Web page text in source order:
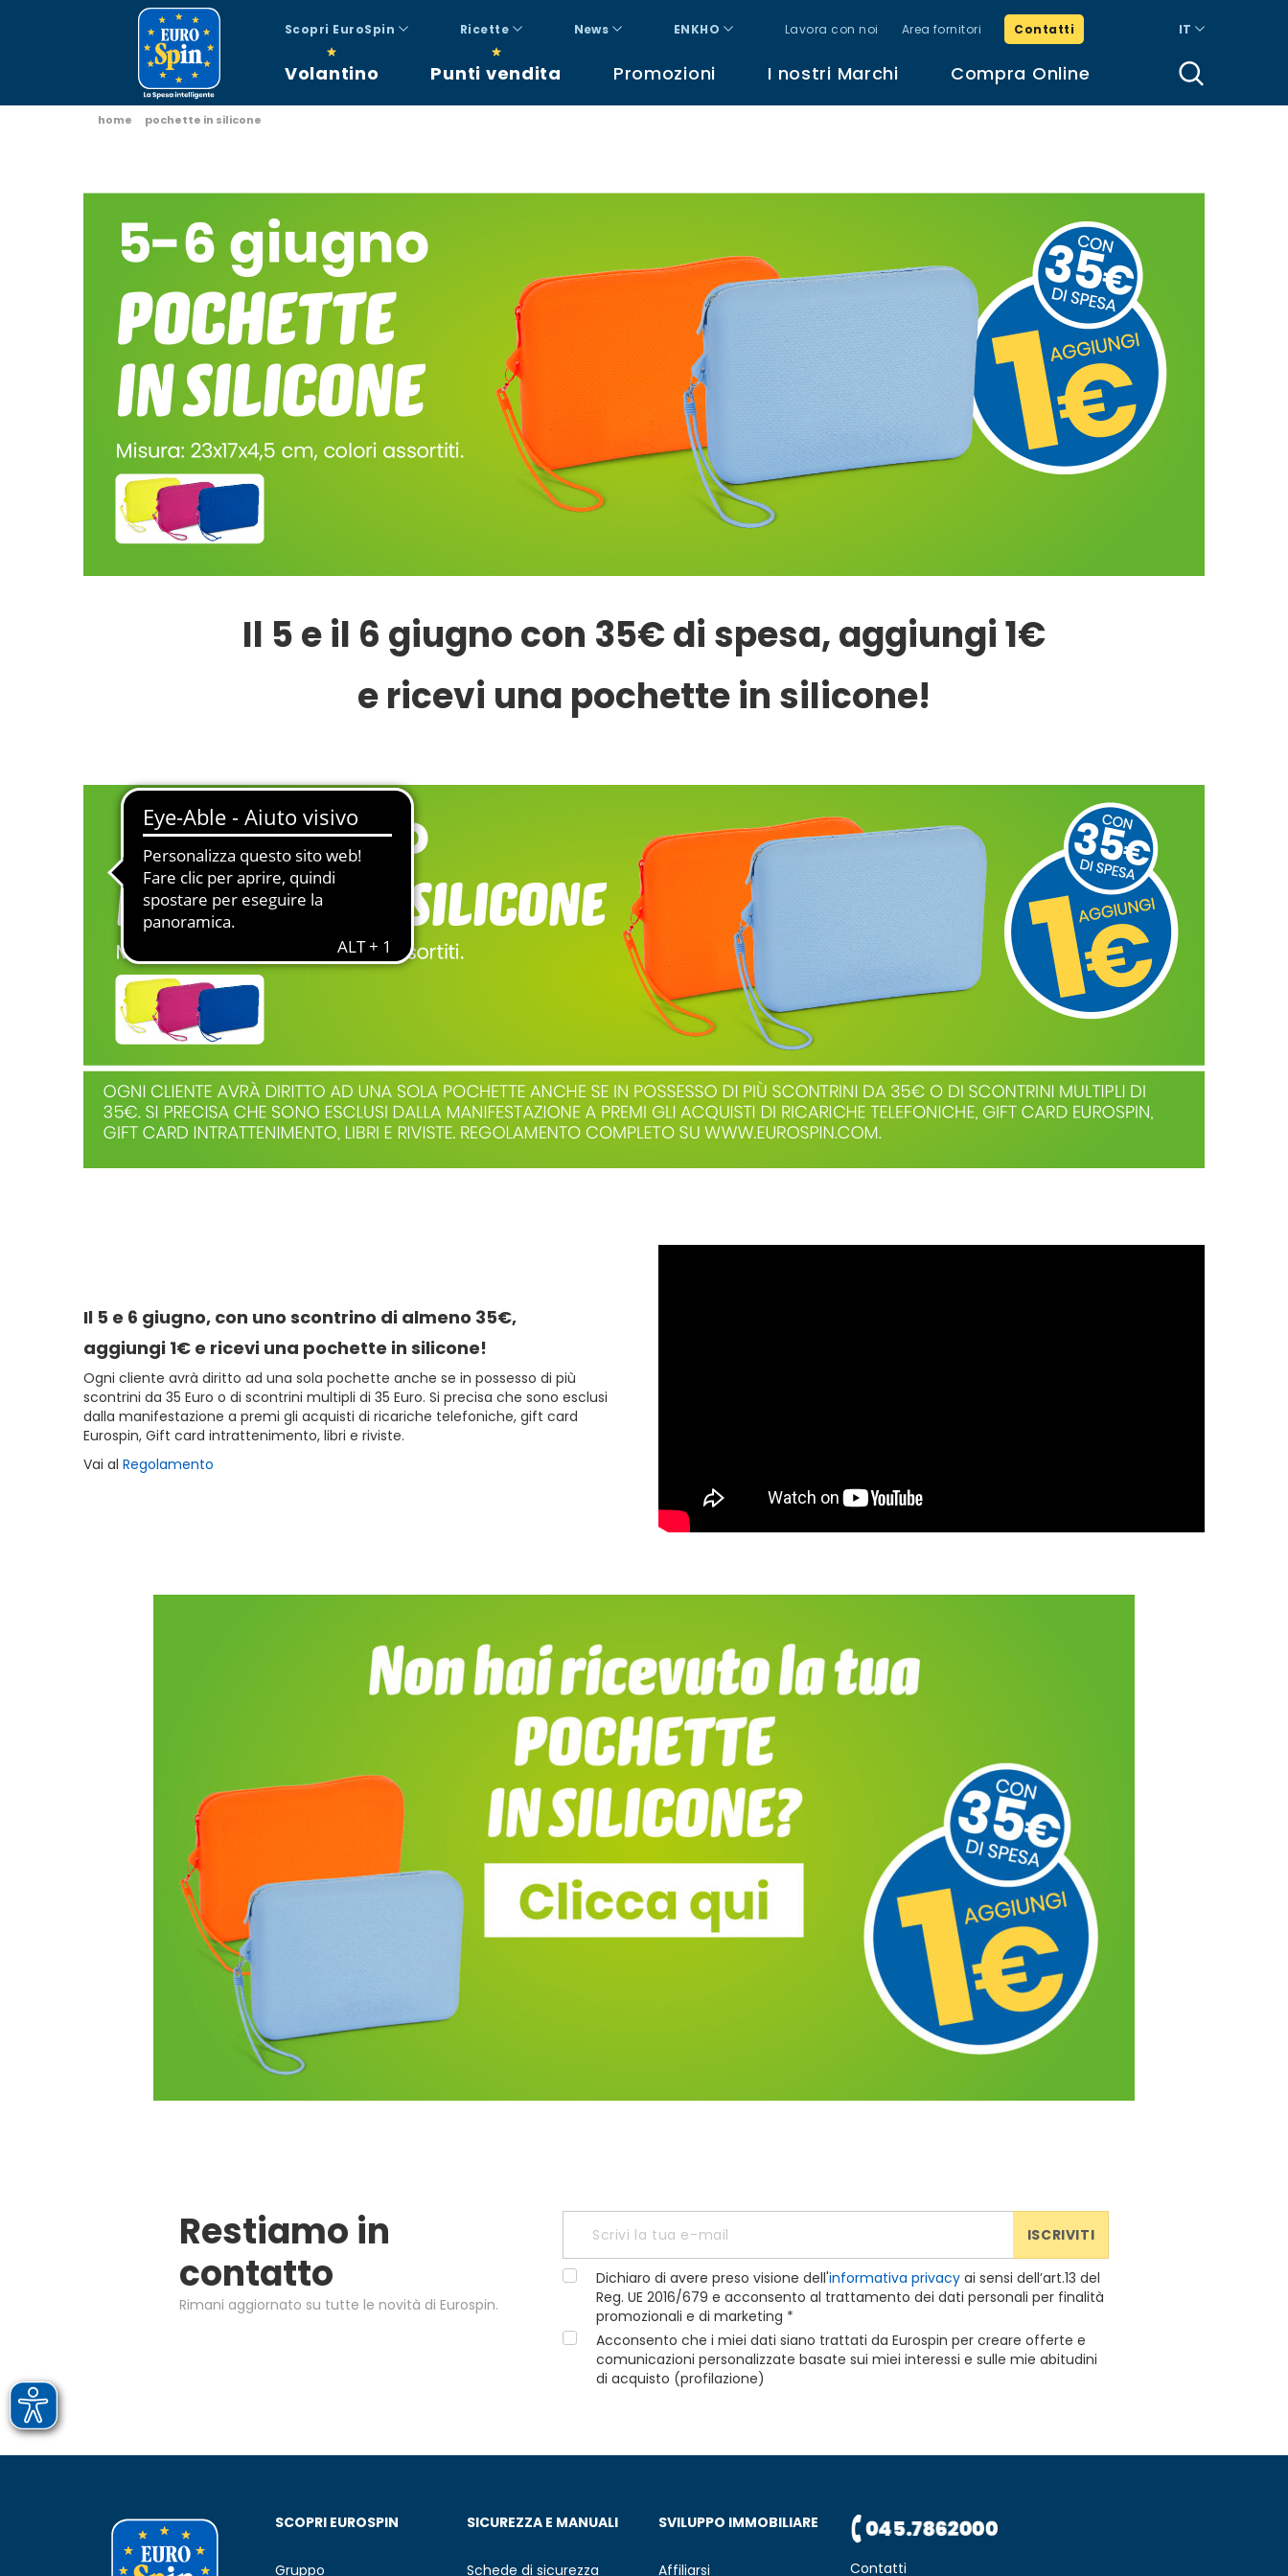
Scopri EuroSpin Ricette News ENKHO Lavora con noi Area fornitori Contatti IT
Volantino Punti vendita Promozioni I nostri Marchi Compra Online
home pochette in silicone
Il 5 e il 6 giugno con 35€ di spesa, aggiungi 1€
e ricevi una pochette in silicone!
Il 5 e 6 giugno, con uno scontrino di almeno 35€,
aggiungi 1€ e ricevi una pochette in silicone!
Ogni cliente avrà diritto ad una sola pochette anche se in possesso di più
scontrini da 35 Euro o di scontrini multipli di 35 Euro. Si precisa che sono esclusi
dalla manifestazione a premi gli acquisti di ricariche telefoniche, gift card
Eurospin, Gift card intrattenimento, libri e riviste.
Vai al Regolamento
Restiamo in
contatto
Rimani aggiornato su tutte le novità di Eurospin.
ISCRIVITI
Dichiaro di avere preso visione dell'informativa privacyai sensi dell’art.13 del
Reg. UE 2016/679 e acconsento al trattamento dei dati personali per finalità
promozionali e di marketing *
Acconsento che i miei dati siano trattati da Eurospin per creare offerte e
comunicazioni personalizzate basate sui miei interessi e sulle mie abitudini
di acquisto (profilazione)
SCOPRI EUROSPIN
Gruppo
SICUREZZA E MANUALI
Schede di sicurezza
SVILUPPO IMMOBILIARE
Affiliarsi Contatti